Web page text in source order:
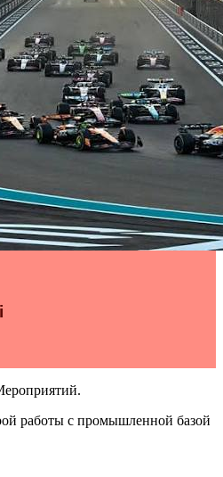
работы с промышленной базой